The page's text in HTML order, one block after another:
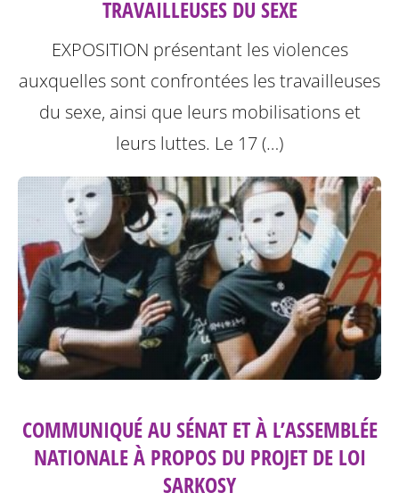
TRAVAILLEUSES DU SEXE
EXPOSITION présentant les violences
auxquelles sont confrontées les travailleuses
du sexe, ainsi que leurs mobilisations et
leurs luttes. Le 17 (…)
COMMUNIQUÉ AU SÉNAT ET À L’ASSEMBLÉE
NATIONALE À PROPOS DU PROJET DE LOI
SARKOSY